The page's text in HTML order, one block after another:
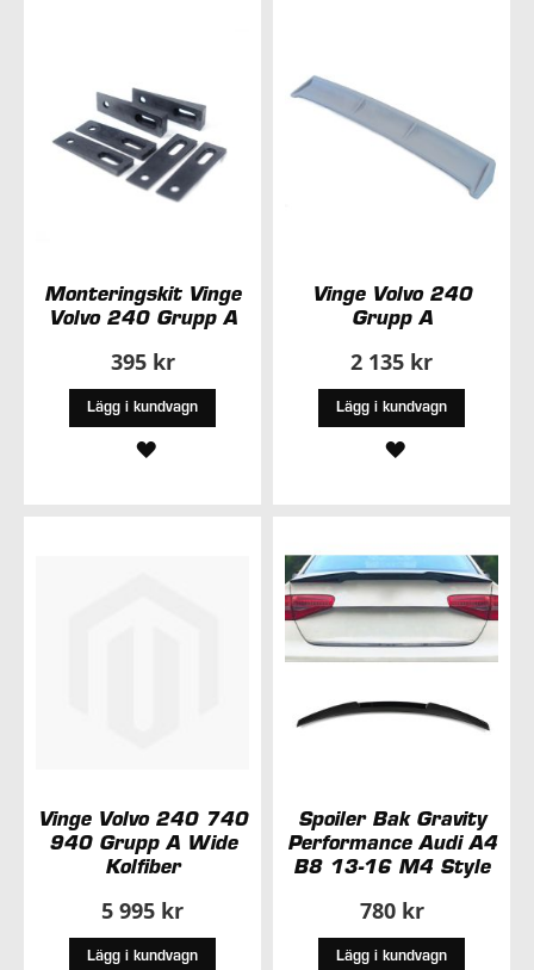
Monteringskit Vinge
Volvo 240 Grupp A
395 kr
Lägg i kundvagn
LÄGG
Vinge Volvo 240
Grupp A
2 135 kr
Lägg i kundvagn
LÄGG
ÖNSKELISTA
Vinge Volvo 240 740
940 Grupp A Wide
Kolfiber
5 995 kr
Lägg i kundvagn
Spoiler Bak Gravity
Performance Audi A4
B8 13-16 M4 Style
780 kr
Lägg i kundvagn